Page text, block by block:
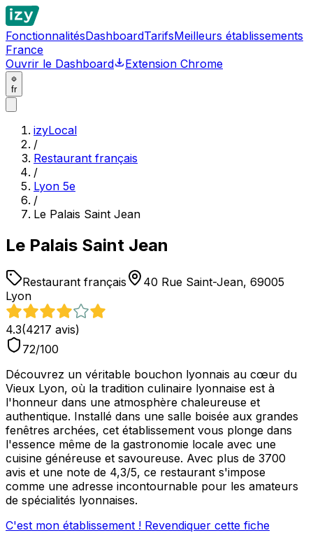
FonctionnalitésDashboardTarifsMeilleurs établissements
France
Ouvrir le Dashboard
Extension Chrome
fr
izyLocal
/
Restaurant français
/
Lyon 5e
/
Le Palais Saint Jean
Le Palais Saint Jean
Restaurant français
40 Rue Saint-Jean, 69005
Lyon
4.3(4217 avis)
72/100
Découvrez un véritable bouchon lyonnais au cœur du
Vieux Lyon, où la tradition culinaire lyonnaise est à
l'honneur dans une atmosphère chaleureuse et
authentique. Installé dans une salle boisée aux grandes
fenêtres archées, cet établissement vous plonge dans
l'essence même de la gastronomie locale avec une
cuisine généreuse et savoureuse. Avec plus de 3700
avis et une note de 4,3/5, ce restaurant s'impose
comme une adresse incontournable pour les amateurs
de spécialités lyonnaises.
C'est mon établissement ! Revendiquer cette fiche